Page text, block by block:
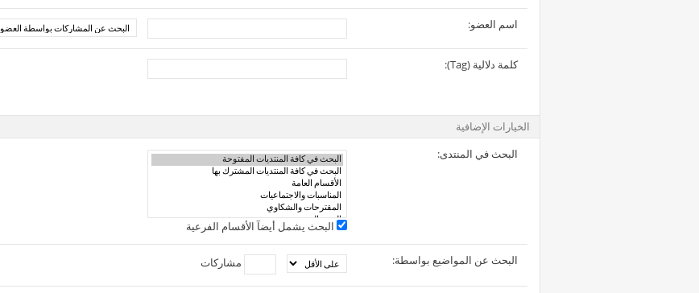
اسم العضو:
كلمة دلالية (Tag):
الخيارات الإضافية
البحث في المنتدى:
البحث يشمل أيضآ الأقسام الفرعية
البحث عن المواضيع بواسطة: مشاركات